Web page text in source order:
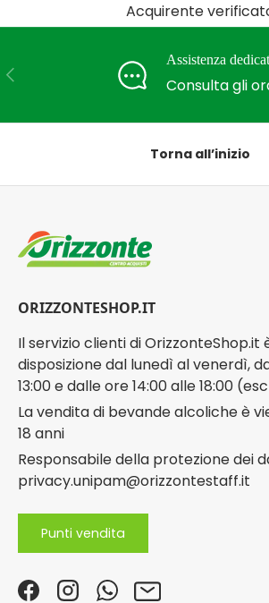
Acquirente
Indietro
Assistenza
Consulta gli
Torna all’inizio
ORIZZONTESHOP.IT
Il servizio clienti di OrizzonteShop.it
disposizione dal lunedì al venerdì,
13:00 e dalle ore 14:00 alle 18:00
La vendita di bevande alcoliche è
18 anni
Responsabile della protezione dei
privacy.unipam@orizzontestaff.it
Punti vendita